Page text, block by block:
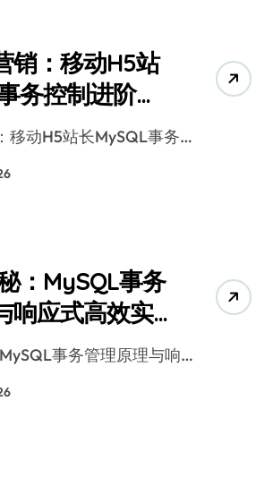
销：移动H5站
务控制进阶实
移动H5站长MySQL事务…
：MySQL事务
响应式高效实
MySQL事务管理原理与响…